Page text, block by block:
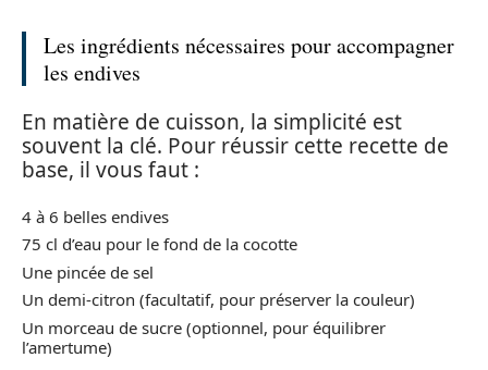
Les ingrédients nécessaires pour accompagner
les endives
En matière de cuisson, la simplicité est
souvent la clé. Pour réussir cette recette de
base, il vous faut :
4 à 6 belles endives
75 cl d’eau pour le fond de la cocotte
Une pincée de sel
Un demi-citron (facultatif, pour préserver la couleur)
Un morceau de sucre (optionnel, pour équilibrer
l’amertume)